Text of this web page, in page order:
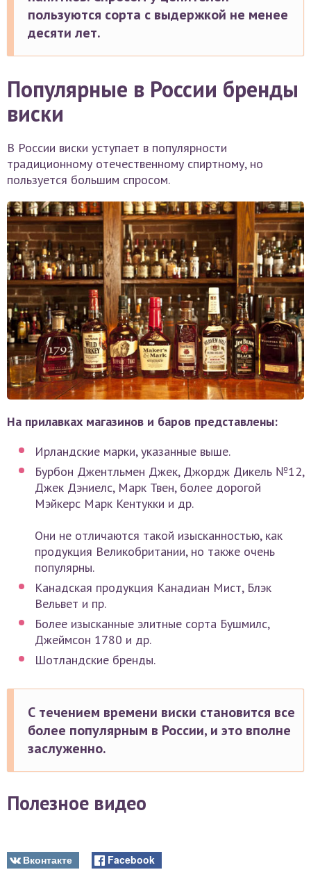
пользуются сорта с выдержкой не менее
десяти лет.
Популярные в России бренды
виски
В России виски уступает в популярности
традиционному отечественному спиртному, но
пользуется большим спросом.
На прилавках магазинов и баров представлены:
Ирландские марки, указанные выше.
Бурбон Джентльмен Джек, Джордж Дикель №12,
Джек Дэниелс, Марк Твен, более дорогой
Мэйкерс Марк Кентукки и др.
Они не отличаются такой изысканностью, как
продукция Великобритании, но также очень
популярны.
Канадская продукция Канадиан Мист, Блэк
Вельвет и пр.
Более изысканные элитные сорта Бушмилс,
Джеймсон 1780 и др.
Шотландские бренды.
С течением времени виски становится все
более популярным в России, и это вполне
заслуженно.
Полезное видео
Вконтакте Facebook